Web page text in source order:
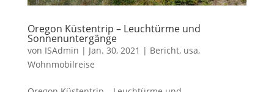
Oregon Küstentrip – Leuchtürme und
Sonnenuntergänge
von ISAdmin | Jan. 30, 2021 | Bericht, usa,
Wohnmobilreise